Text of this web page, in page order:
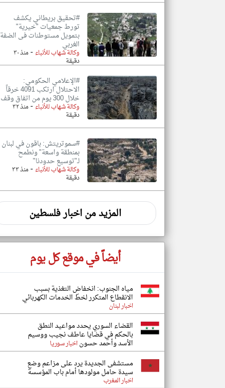
#تحقيق بريطاني يكشف
تورط جمعيات "خيرية"
بتمويل مستوطنات فى الضفة
الغربي
وكالة شهاب للأنباء - منذ ٣٠
دقيقة
#الإعلامي الحكومي:
الاحتلال ارتكب 4091 خرقاً
خلال 300 يوم من اتفاق وقف
وكالة شهاب للأنباء- منذ ٣٢
دقيقة
#سموتريتش: باقون في لبنان
بمنطقة واسعة" ونطمح
لـ"توسيع حدودنا"
وكالة شهاب للأنباء - منذ ٣٣
دقيقة
المزيد من اخبار فلسطين
أيضاً في موقع كل يوم
مياه الجنوب: انخفاض التغذية بسبب
الانقطاع المتكرر لخطّ الخدمات الكهربائي
اخبار لبنان
القضاء السوري يحدد مواعيد النطق
بالحكم في قضايا عاطف نجيب ووسيم
الأسد وأحمد حسوناخبار سوريا
مستشفى الجديدة يرد على مزاعم وضع
سيدة حامل مولودها أمام باب المؤسسة
اخبار المغرب